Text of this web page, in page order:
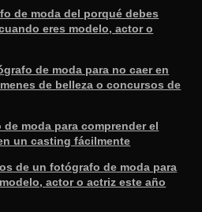
de moda del porqué debes
eres modelo, actor o
de moda para no caer en
de belleza o concursos de
moda para comprender el
un casting fácilmente
de un fotógrafo de moda para
actor o actriz este año